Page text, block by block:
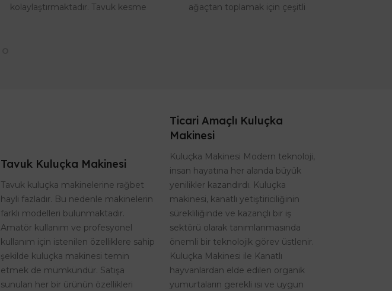
kolaylaştırmaktadır. Tavuk kesme
ağaçtan toplamak için çeşitli
Tavuk Kuluçka Makinesi
Tavuk kuluçka makinelerine rağbet
hayli fazladır. Bu nedenle makinelerin
farklı modelleri bulunmaktadır.
Amatör kullanım ve profesyonel
kullanım için istenilen özelliklere sahip
şekilde kuluçka makinesi temin
etmek de mümkündür. Satışa
sunulan her bir ürünün özellikleri
Ticari Amaçlı Kuluçka
Makinesi
Kuluçka Makinesi Modern teknoloji,
insan hayatına her alanda büyük
yenilikler kazandırdı. Kuluçka
makinesi, kanatlı yetiştiriciliğinin
sürekliliğinde ve kazançlı bir iş
sektörü olarak tanımlanmasında
önemli bir teknolojik görev üstlenir.
Kuluçka Makinesi ile Kanatlı
hayvanlardan elde edilen organik
yumurtaların gerekli ısı ve uygun